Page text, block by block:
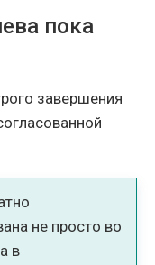
пока
завершения
не просто во
в